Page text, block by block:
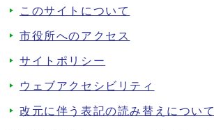
このサイトについて
市役所へのアクセス
サイトポリシー
ウェブアクセシビリティ
改元に伴う表記の読み替えについて